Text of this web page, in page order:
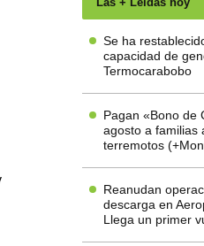
Se ha
capacidad de
Termocarabobo
Pagan «Bono de
agosto a familias
terremotos
Reanudan
descarga en
Llega un primer